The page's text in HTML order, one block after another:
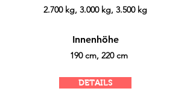
2.700 kg, 3.000 kg, 3.500 kg
Innenhöhe
190 cm, 220 cm
DETAILS